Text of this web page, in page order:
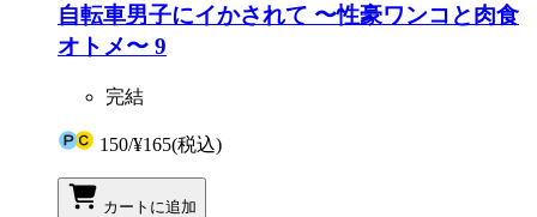
自転車男子にイかされて 〜性豪ワンコと肉食
オトメ〜 9
完結
150/¥165(税込)
カートに追加